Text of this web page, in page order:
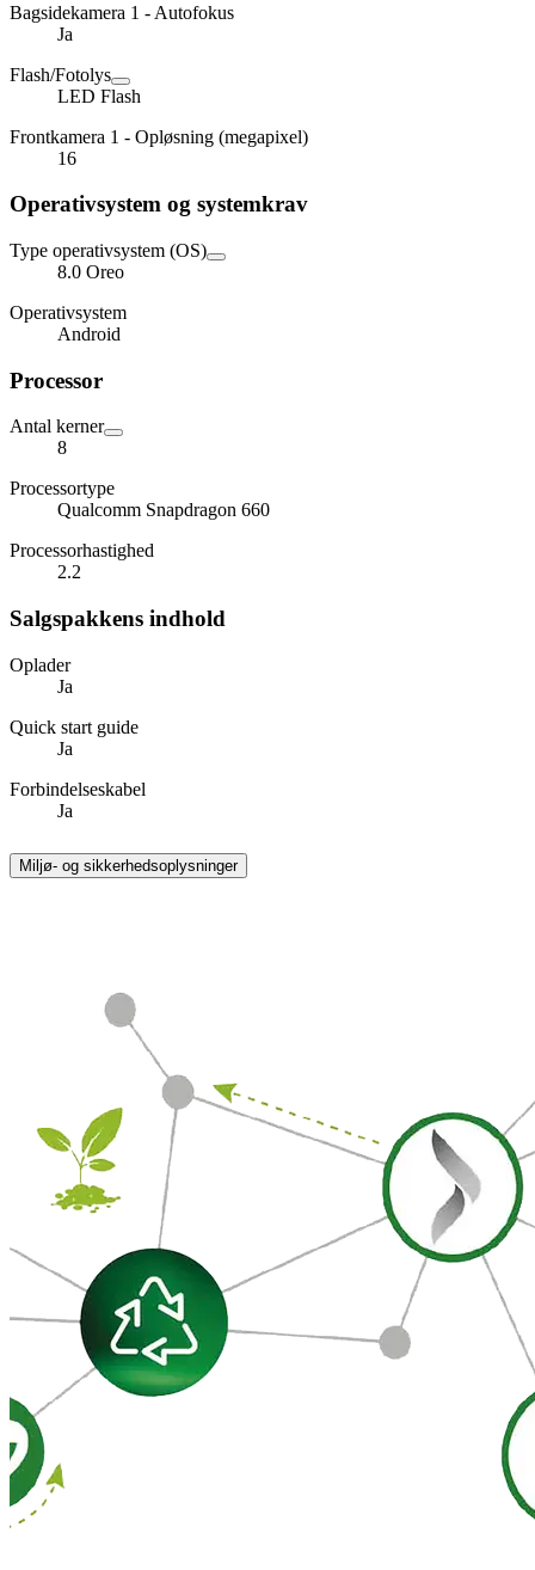
Bagsidekamera 1 - Autofokus
Ja
Flash/Fotolys
LED Flash
Frontkamera 1 - Opløsning (megapixel)
16
Operativsystem og systemkrav
Type operativsystem (OS)
8.0 Oreo
Operativsystem
Android
Processor
Antal kerner
8
Processortype
Qualcomm Snapdragon 660
Processorhastighed
2.2
Salgspakkens indhold
Oplader
Ja
Quick start guide
Ja
Forbindelseskabel
Ja
Miljø- og sikkerhedsoplysninger